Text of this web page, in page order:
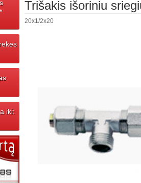
iki:
Trišakis išoriniu
20x1/2x20